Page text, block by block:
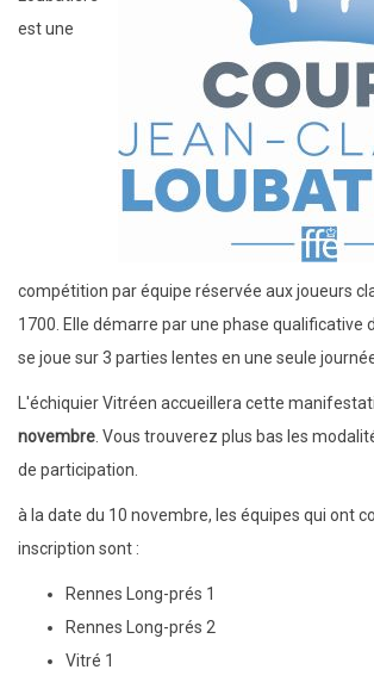
est une
compétition par équipe réservée aux joueurs
1700. Elle démarre par une phase qualificative
se joue sur 3 parties lentes en une seule
L'échiquier Vitréen accueillera cette
novembre . Vous trouverez plus bas les
de participation.
à la date du 10 novembre, les équipes qui ont
inscription sont :
Rennes Long-prés 1
Rennes Long-prés 2
Vitré 1